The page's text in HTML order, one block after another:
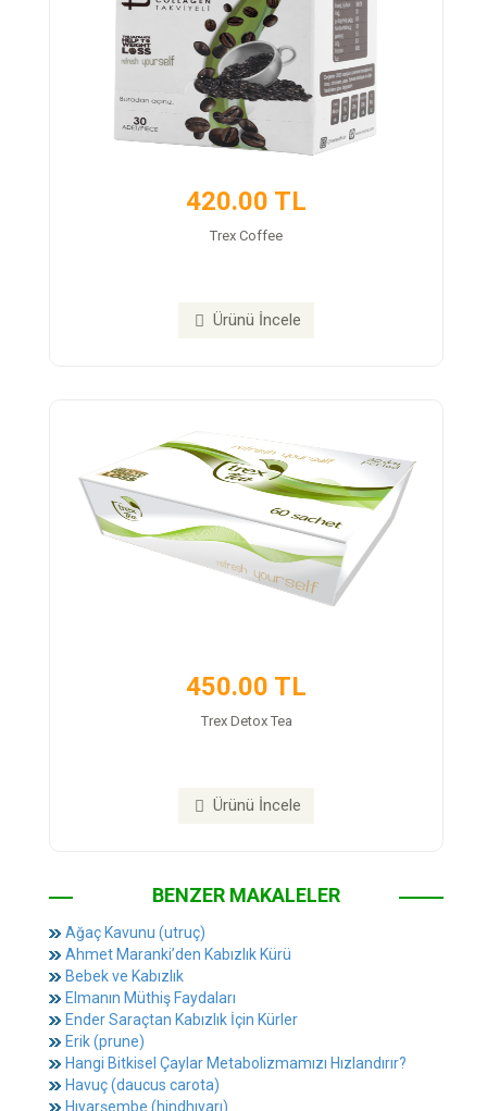
420.00 TL
Trex Coffee
Ürünü İncele
450.00 TL
Trex Detox Tea
Ürünü İncele
BENZER MAKALELER
Ağaç Kavunu (utruç)
Ahmet Maranki’den Kabızlık Kürü
Bebek ve Kabızlık
Elmanın Müthiş Faydaları
Ender Saraçtan Kabızlık İçin Kürler
Erik (prune)
Hangi Bitkisel Çaylar Metabolizmamızı Hızlandırır?
Havuç (daucus carota)
Hıyarşembe (hindhıyarı)